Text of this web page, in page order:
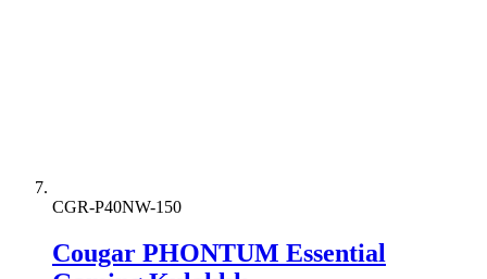
CGR-P40NW-150
Cougar PHONTUM Essential